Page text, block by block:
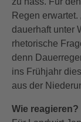
Regen
dauerhaft unter
rhetorische
denn
ins Frühjahr
aus der
Wie reagieren?